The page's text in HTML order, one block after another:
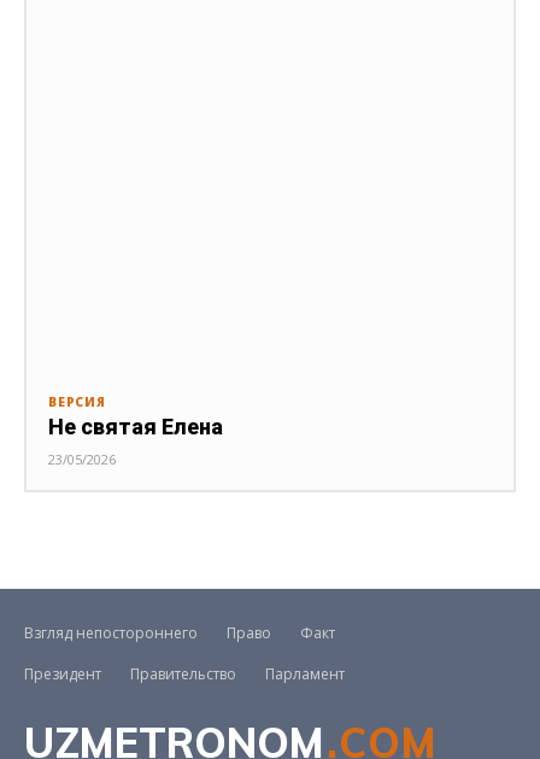
ВЕРСИЯ
Не святая Елена
23/05/2026
Взгляд непостороннего Право
Факт
Президент
Правительство Парламент
UZMETRONOM.COM